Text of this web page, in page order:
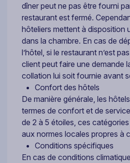
dîner peut ne pas être fourni
restaurant est fermé.
hôteliers mettent à disposition
dans la chambre. En cas de
l’hôtel, si le restaurant n’est
client peut faire une demande
collation lui soit fournie avant
Confort des hôtels
De manière générale, les
termes de confort et de
de 2 à 5 étoiles, ces
aux normes locales propres à
Conditions spécifiques
En cas de conditions